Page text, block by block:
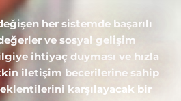
her sistemde başarılı
ve sosyal gelişim
ihtiyaç duyması ve hızla
iletişim becerilerine sahip
karşılayacak bir